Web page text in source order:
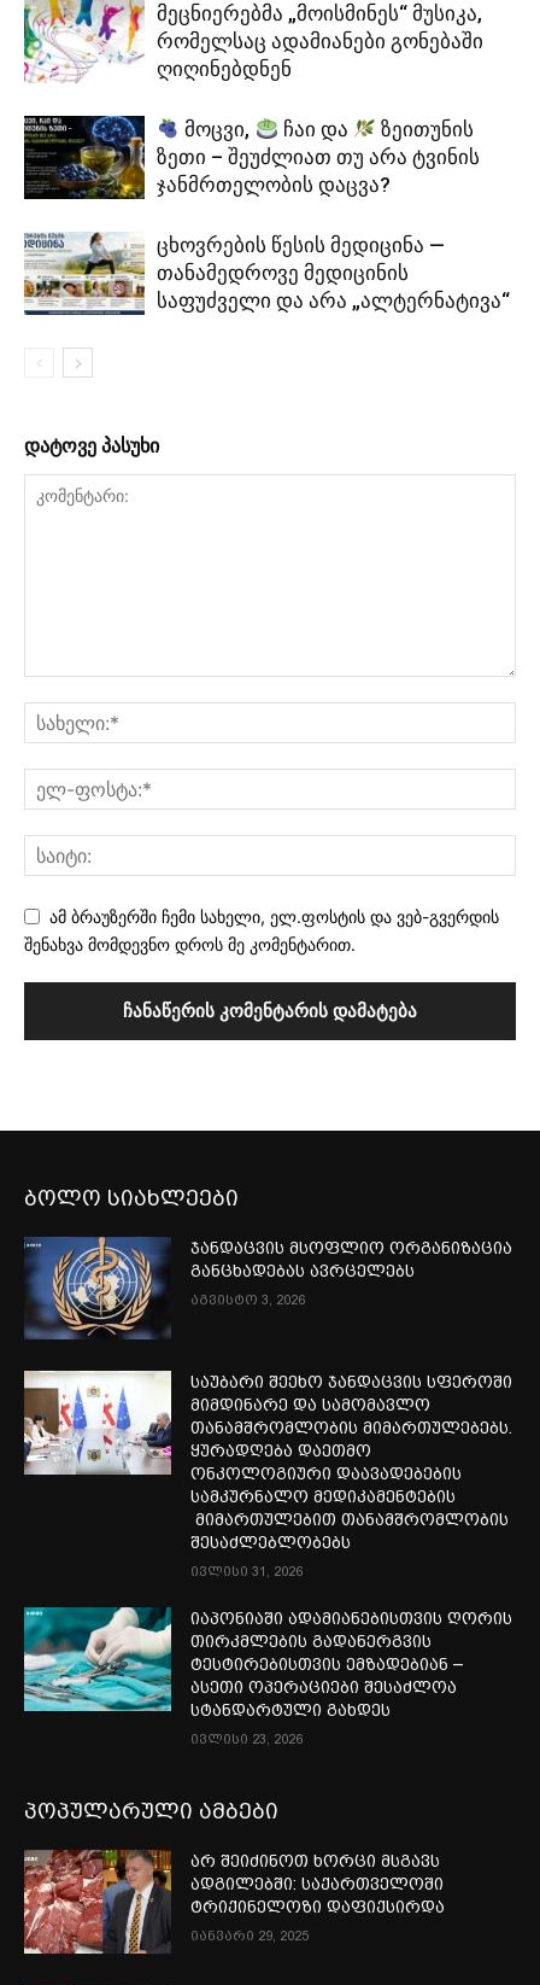
მეცნიერებმა „მოისმინეს“ მუსიკა,
რომელსაც ადამიანები გონებაში
ღიღინებდნენ
მოცვი, ჩაი და
ზეითუნის
ზეთი – შეუძლიათ თუ არა ტვინის
ჯანმრთელობის დაცვა?
ცხოვრების წესის მედიცინა —
თანამედროვე მედიცინის
საფუძველი და არა „ალტერნატივა“
დატოვე პასუხი
ამ ბრაუზერში ჩემი სახელი, ელ.ფოსტის და ვებ-გვერდის
შენახვა მომდევნო დროს მე კომენტარით.
ბოლო სიახლეები
ჯანდაცვის მსოფლიო ორგანიზაცია
განცხადებას ავრცელებს
აგვისტო 3, 2026
საუბარი შეეხო ჯანდაცვის სფეროში
მიმდინარე და სამომავლო
თანამშრომლობის მიმართულებებს.
ყურადღება დაეთმო
ონკოლოგიური დაავადებების
სამკურნალო მედიკამენტების
მიმართულებით თანამშრომლობის
შესაძლებლობებს
ივლისი 31, 2026
იაპონიაში ადამიანებისთვის ღორის
თირკმლების გადანერგვის
ტესტირებისთვის ემზადებიან –
ასეთი ოპერაციები შესაძლოა
სტანდარტული გახდეს
ივლისი 23, 2026
პოპულარული ამბები
არ შეიძინოთ ხორცი მსგავს
ადგილებში: საქართველოში
ტრიქინელოზი დაფიქსირდა
იანვარი 29, 2025